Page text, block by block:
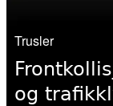
04. juni 2026
vassdrag
Trusler
og